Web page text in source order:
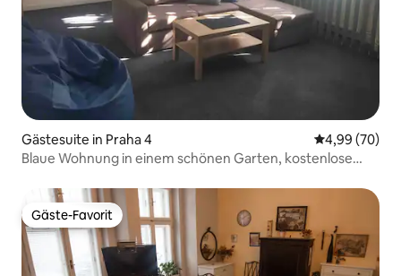
Gästesuite in Praha 4
4,99 (70)
Blaue Wohnung in einem schönen Garten, kostenlose
Gäste-Favorit
Gäste-Favorit